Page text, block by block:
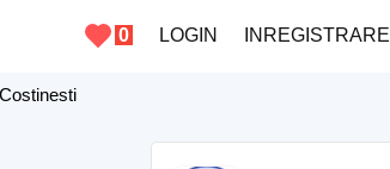
INREGISTRARE
LOGIN
0